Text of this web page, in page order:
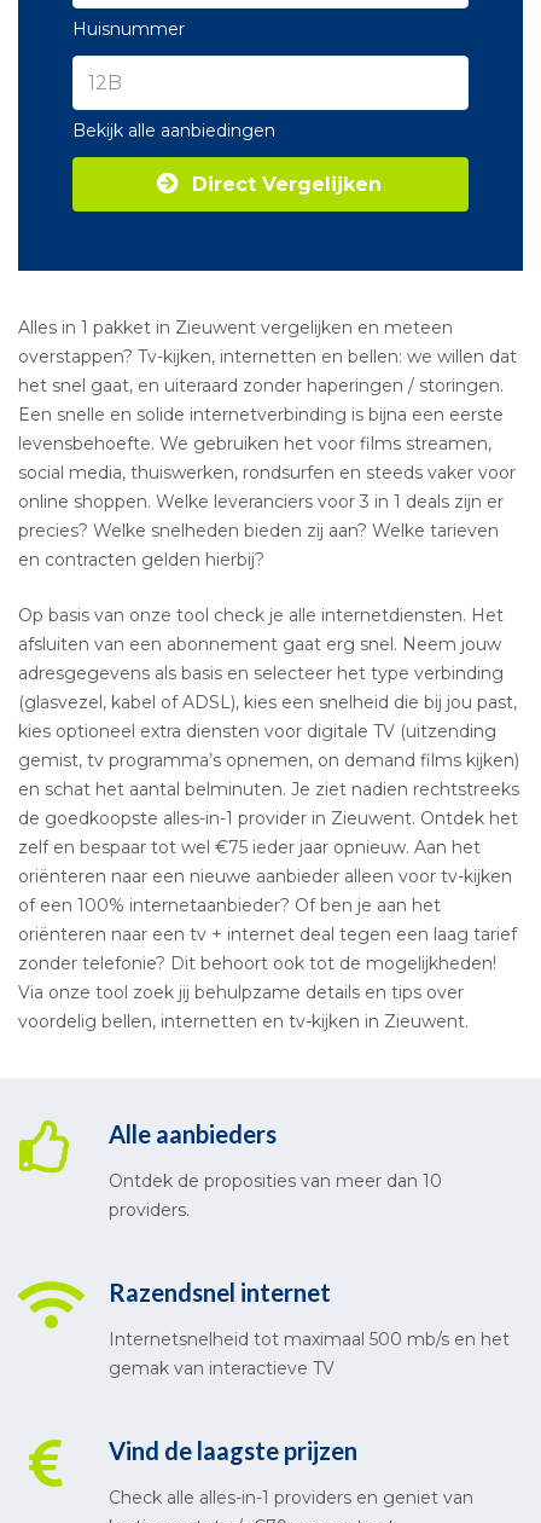
Huisnummer
Bekijk alle aanbiedingen
Direct Vergelijken
Alles in 1 pakket in Zieuwent vergelijken en meteen
overstappen? Tv-kijken, internetten en bellen: we willen dat
het snel gaat, en uiteraard zonder haperingen / storingen.
Een snelle en solide internetverbinding is bijna een eerste
levensbehoefte. We gebruiken het voor films streamen,
social media, thuiswerken, rondsurfen en steeds vaker voor
online shoppen. Welke leveranciers voor 3 in 1 deals zijn er
precies? Welke snelheden bieden zij aan? Welke tarieven
en contracten gelden hierbij?
Op basis van onze tool check je alle internetdiensten. Het
afsluiten van een abonnement gaat erg snel. Neem jouw
adresgegevens als basis en selecteer het type verbinding
(glasvezel, kabel of ADSL), kies een snelheid die bij jou past,
kies optioneel extra diensten voor digitale TV (uitzending
gemist, tv programma’s opnemen, on demand films kijken)
en schat het aantal belminuten. Je ziet nadien rechtstreeks
de goedkoopste alles-in-1 provider in Zieuwent. Ontdek het
zelf en bespaar tot wel €75 ieder jaar opnieuw. Aan het
oriënteren naar een nieuwe aanbieder alleen voor tv-kijken
of een 100% internetaanbieder? Of ben je aan het
oriënteren naar een tv + internet deal tegen een laag tarief
zonder telefonie? Dit behoort ook tot de mogelijkheden!
Via onze tool zoek jij behulpzame details en tips over
voordelig bellen, internetten en tv-kijken in Zieuwent.
Alle aanbieders
Ontdek de proposities van meer dan 10
providers.
Razendsnel internet
Internetsnelheid tot maximaal 500 mb/s en het
gemak van interactieve TV
Vind de laagste prijzen
Check alle alles-in-1 providers en geniet van